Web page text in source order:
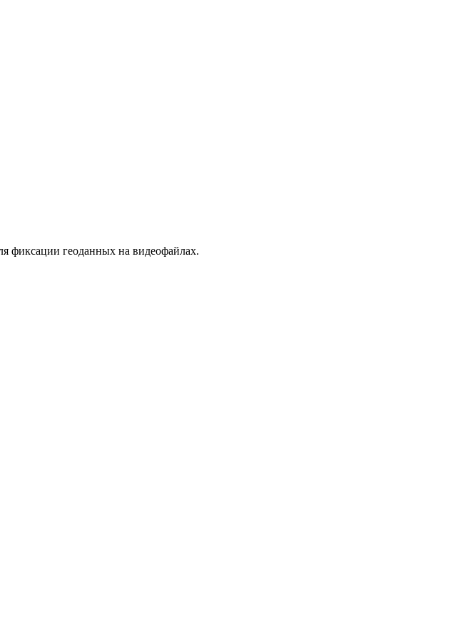
фиксации геоданных на видеофайлах.